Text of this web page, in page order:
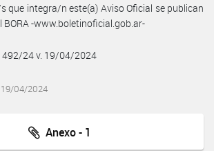
que integra/n este(a) Aviso Oficial se publican
BORA -www.boletinoficial.gob.ar-
24 v. 19/04/2024
19/04/2024
Anexo - 1